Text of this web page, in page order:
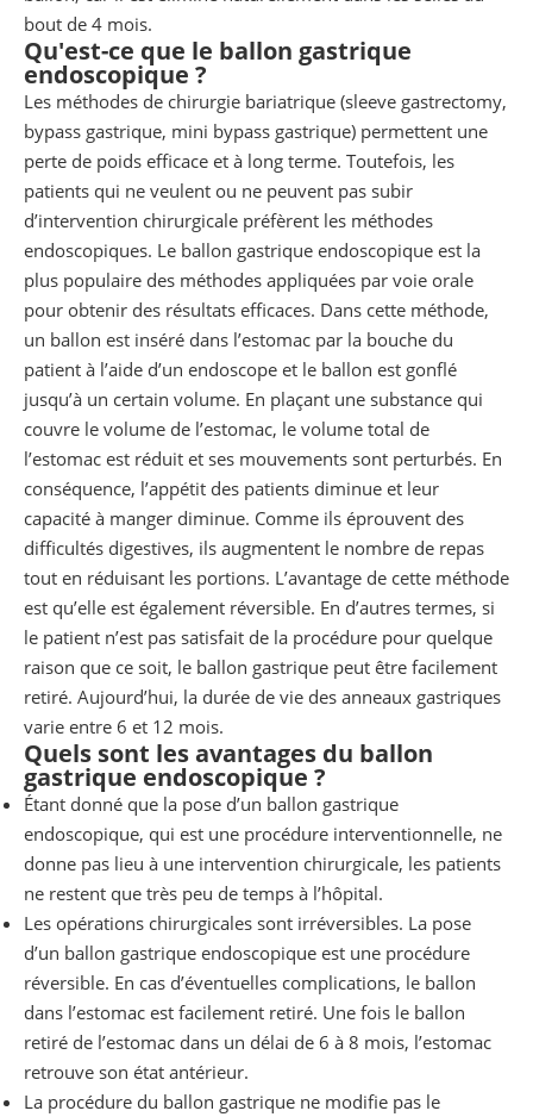
bout de 4 mois.
Qu'est-ce que le ballon gastrique
endoscopique ?
Les méthodes de chirurgie bariatrique (sleeve gastrectomy,
bypass gastrique, mini bypass gastrique) permettent une
perte de poids efficace et à long terme. Toutefois, les
patients qui ne veulent ou ne peuvent pas subir
d’intervention chirurgicale préfèrent les méthodes
endoscopiques. Le ballon gastrique endoscopique est la
plus populaire des méthodes appliquées par voie orale
pour obtenir des résultats efficaces. Dans cette méthode,
un ballon est inséré dans l’estomac par la bouche du
patient à l’aide d’un endoscope et le ballon est gonflé
jusqu’à un certain volume. En plaçant une substance qui
couvre le volume de l’estomac, le volume total de
l’estomac est réduit et ses mouvements sont perturbés. En
conséquence, l’appétit des patients diminue et leur
capacité à manger diminue. Comme ils éprouvent des
difficultés digestives, ils augmentent le nombre de repas
tout en réduisant les portions. L’avantage de cette méthode
est qu’elle est également réversible. En d’autres termes, si
le patient n’est pas satisfait de la procédure pour quelque
raison que ce soit, le ballon gastrique peut être facilement
retiré. Aujourd’hui, la durée de vie des anneaux gastriques
varie entre 6 et 12 mois.
Quels sont les avantages du ballon
gastrique endoscopique ?
Étant donné que la pose d’un ballon gastrique
endoscopique, qui est une procédure interventionnelle, ne
donne pas lieu à une intervention chirurgicale, les patients
ne restent que très peu de temps à l’hôpital.
Les opérations chirurgicales sont irréversibles. La pose
d’un ballon gastrique endoscopique est une procédure
réversible. En cas d’éventuelles complications, le ballon
dans l’estomac est facilement retiré. Une fois le ballon
retiré de l’estomac dans un délai de 6 à 8 mois, l’estomac
retrouve son état antérieur.
La procédure du ballon gastrique ne modifie pas le